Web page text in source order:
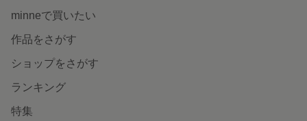
minneで買いたい
作品をさがす
ショップをさがす
ランキング
特集